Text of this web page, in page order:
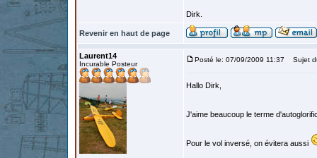
Dirk.
Revenir en haut de page
Laurent14
Incurable Posteur
Posté le: 07/09/2009 11:37 Sujet
Hallo Dirk,
J'aime beaucoup le terme
Pour le vol inversé, on évitera aussi